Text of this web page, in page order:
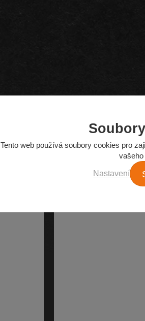
Z
Tento web používá soubory cookies pro
Nastavení